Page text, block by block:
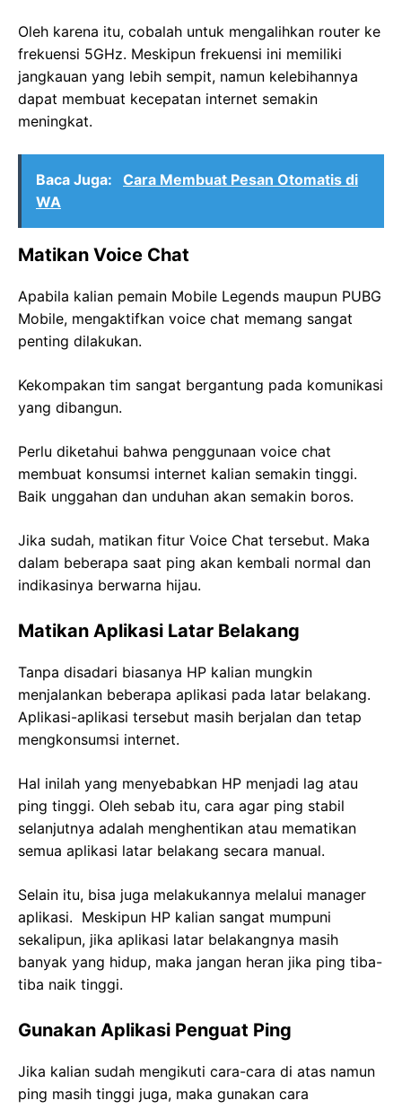
Oleh karena itu, cobalah untuk mengalihkan router ke
frekuensi 5GHz. Meskipun frekuensi ini memiliki
jangkauan yang lebih sempit, namun kelebihannya
dapat membuat kecepatan internet semakin
meningkat.
Baca Juga:
Cara Membuat Pesan Otomatis di
WA
Matikan Voice Chat
Apabila kalian pemain Mobile Legends maupun PUBG
Mobile, mengaktifkan voice chat memang sangat
penting dilakukan.
Kekompakan tim sangat bergantung pada komunikasi
yang dibangun.
Perlu diketahui bahwa penggunaan voice chat
membuat konsumsi internet kalian semakin tinggi.
Baik unggahan dan unduhan akan semakin boros.
Jika sudah, matikan fitur Voice Chat tersebut. Maka
dalam beberapa saat ping akan kembali normal dan
indikasinya berwarna hijau.
Matikan Aplikasi Latar Belakang
Tanpa disadari biasanya HP kalian mungkin
menjalankan beberapa aplikasi pada latar belakang.
Aplikasi-aplikasi tersebut masih berjalan dan tetap
mengkonsumsi internet.
Hal inilah yang menyebabkan HP menjadi lag atau
ping tinggi. Oleh sebab itu, cara agar ping stabil
selanjutnya adalah menghentikan atau mematikan
semua aplikasi latar belakang secara manual.
Selain itu, bisa juga melakukannya melalui manager
aplikasi. Meskipun HP kalian sangat mumpuni
sekalipun, jika aplikasi latar belakangnya masih
banyak yang hidup, maka jangan heran jika ping tiba-
tiba naik tinggi.
Gunakan Aplikasi Penguat Ping
Jika kalian sudah mengikuti cara-cara di atas namun
ping masih tinggi juga, maka gunakan cara